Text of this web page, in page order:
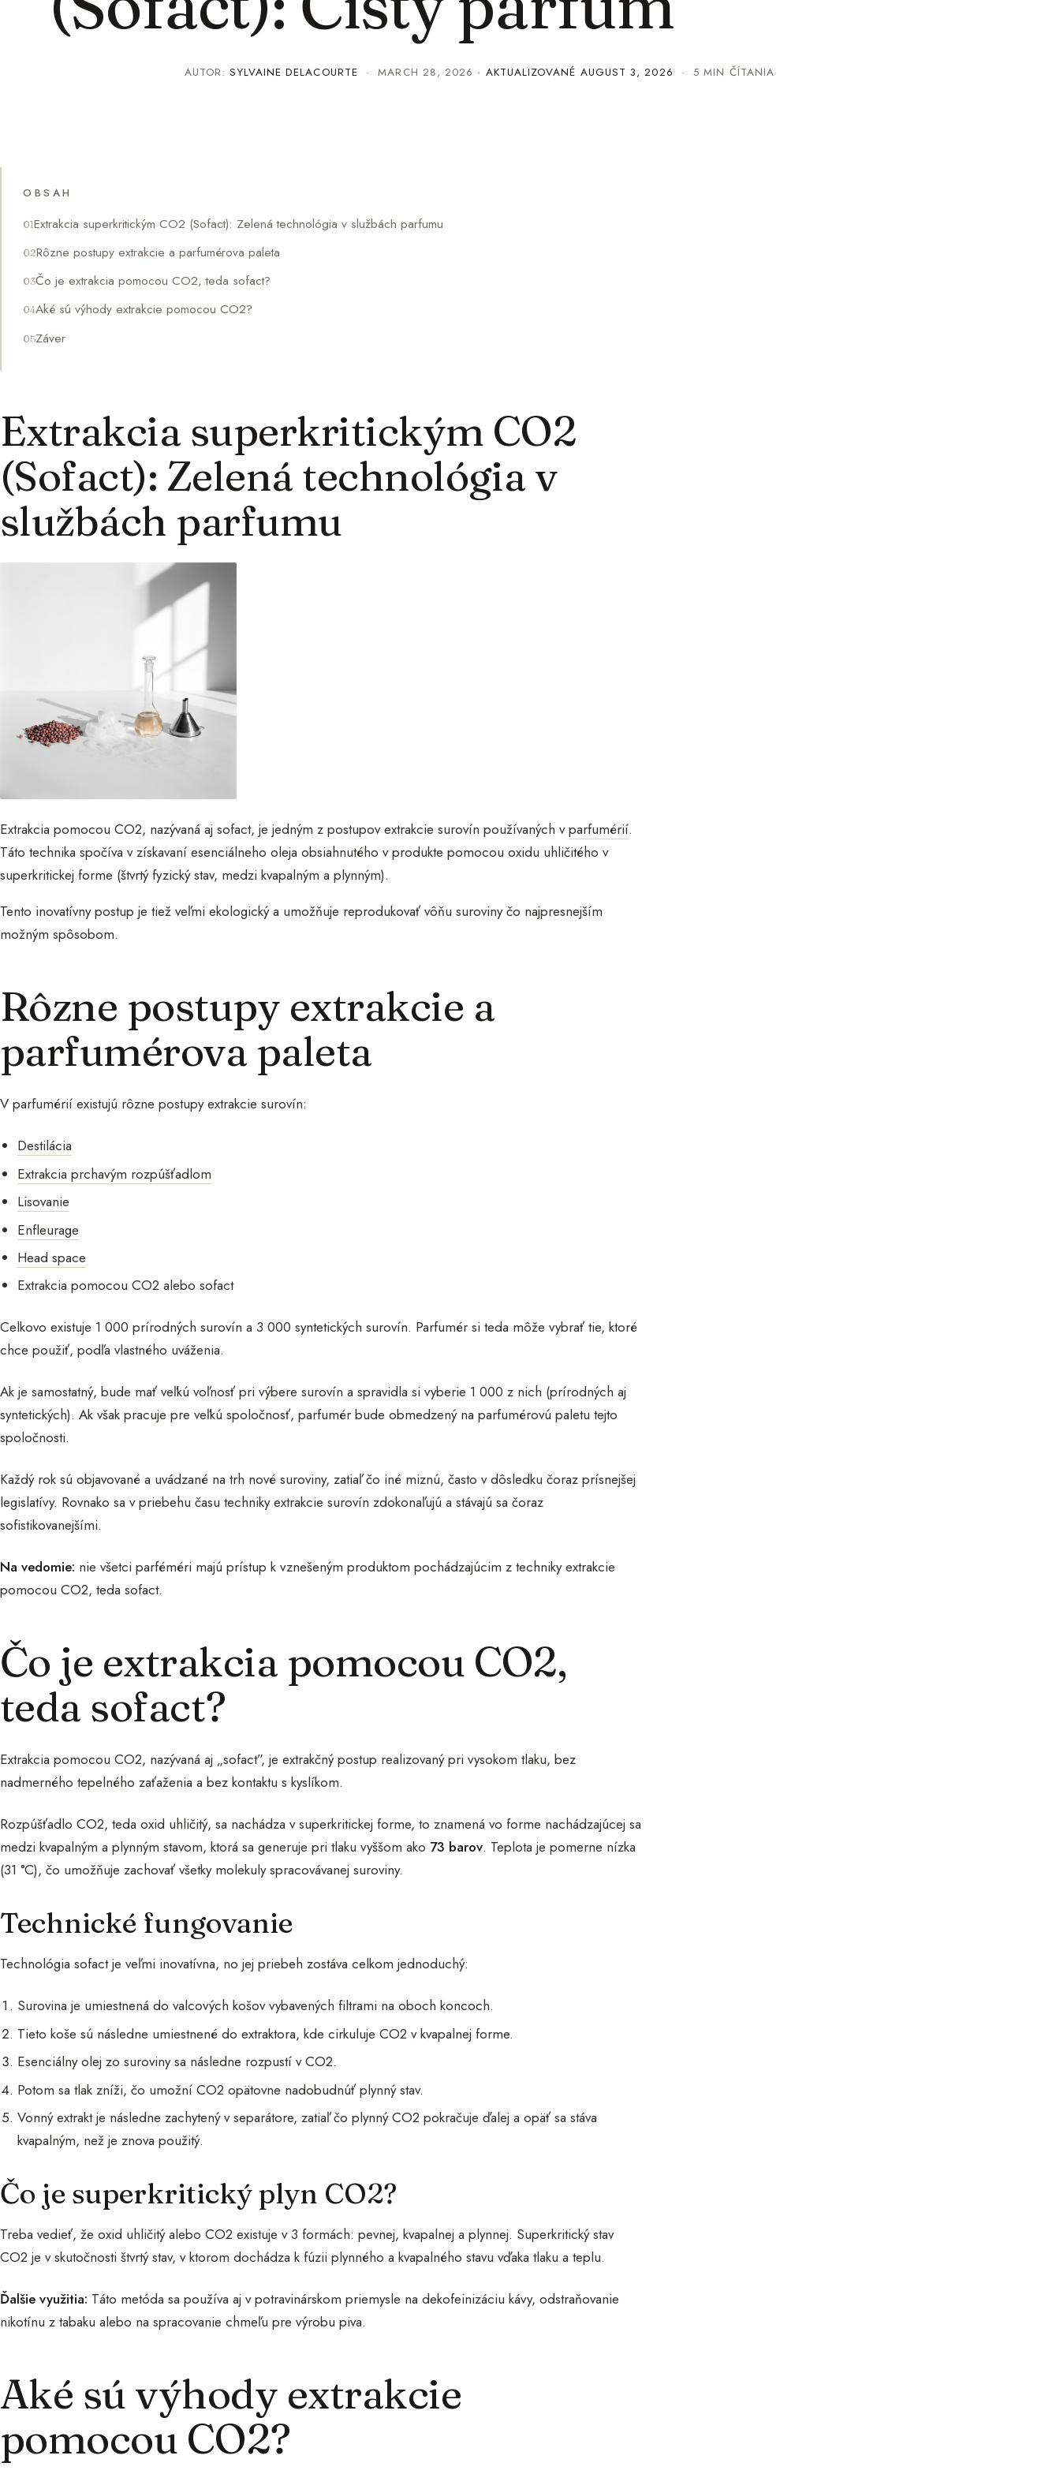
AUTOR:SYLVAINE DELACOURTE ·MARCH 28, 2026 · AKTUALIZOVANÉ AUGUST 3, 2026 · 5 MIN ČÍTANIA
OBSAH
Extrakcia superkritickým CO2 (Sofact): Zelená technológia v službách parfumu
Rôzne postupy extrakcie a parfumérova paleta
Čo je extrakcia pomocou CO2, teda sofact?
Aké sú výhody extrakcie pomocou CO2?
Záver
Extrakcia superkritickým CO2
(Sofact): Zelená technológia v
službách parfumu
Extrakcia pomocou CO2, nazývaná aj sofact, je jedným z postupov extrakcie surovín používaných vparfumérií.
Táto technika spočíva v získavaní esenciálneho oleja obsiahnutého v produkte pomocou oxidu uhličitého v
superkritickej forme (štvrtý fyzický stav, medzi kvapalným a plynným).
Tento inovatívny postup je tiež veľmi ekologický a umožňuje reprodukovať vôňu suroviny čo najpresnejším
možným spôsobom.
Rôzne postupy extrakcie a
parfumérova paleta
V parfumérií existujú rôzne postupy extrakcie surovín:
Destilácia
Extrakcia prchavým rozpúšťadlom
Lisovanie
Enfleurage
Head space
Extrakcia pomocou CO2 alebo sofact
Celkovo existuje 1 000 prírodných surovín a 3 000 syntetických surovín. Parfumér si teda môže vybrať tie, ktoré
chce použiť, podľa vlastného uváženia.
Ak je samostatný, bude mať veľkú voľnosť pri výbere surovín a spravidla si vyberie 1 000 z nich (prírodných aj
syntetických). Ak však pracuje pre veľkú spoločnosť, parfumér bude obmedzený na parfumérovú paletu tejto
spoločnosti.
Každý rok sú objavované a uvádzané na trh nové suroviny, zatiaľ čo iné miznú, často v dôsledku čoraz prísnejšej
legislatívy. Rovnako sa v priebehu času techniky extrakcie surovín zdokonaľujú a stávajú sa čoraz
sofistikovanejšími.
Na vedomie: nie všetci parféméri majú prístup k vznešeným produktom pochádzajúcim z techniky extrakcie
pomocou CO2, teda sofact.
Čo je extrakcia pomocou CO2,
teda sofact?
Extrakcia pomocou CO2, nazývaná aj „sofact”, je extrakčný postup realizovaný pri vysokom tlaku, bez
nadmerného tepelného zaťaženia a bez kontaktu s kyslíkom.
Rozpúšťadlo CO2, teda oxid uhličitý, sa nachádza v superkritickej forme, to znamená vo forme nachádzajúcej sa
medzi kvapalným a plynným stavom, ktorá sa generuje pri tlaku vyššom ako 73 barov. Teplota je pomerne nízka
(31 °C), čo umožňuje zachovať všetky molekuly spracovávanej suroviny.
Technické fungovanie
Technológia sofact je veľmi inovatívna, no jej priebeh zostáva celkom jednoduchý:
Surovina je umiestnená do valcových košov vybavených filtrami na oboch koncoch.
Tieto koše sú následne umiestnené do extraktora, kde cirkuluje CO2 v kvapalnej forme.
Esenciálny olej zo suroviny sa následne rozpustí v CO2.
Potom sa tlak zníži, čo umožní CO2 opätovne nadobudnúť plynný stav.
Vonný extrakt je následne zachytený v separátore, zatiaľ čo plynný CO2 pokračuje ďalej a opäť sa stáva
kvapalným, než je znova použitý.
Čo je superkritický plyn CO2?
Treba vedieť, že oxid uhličitý alebo CO2 existuje v 3 formách: pevnej, kvapalnej a plynnej. Superkritický stav
CO2 je v skutočnosti štvrtý stav, v ktorom dochádza k fúzii plynného a kvapalného stavu vďaka tlaku a teplu.
Ďalšie využitia: Táto metóda sa používa aj v potravinárskom priemysle na dekofeinizáciu kávy, odstraňovanie
nikotínu z tabaku alebo na spracovanie chmeľu pre výrobu piva.
Aké sú výhody extrakcie
pomocou CO2?